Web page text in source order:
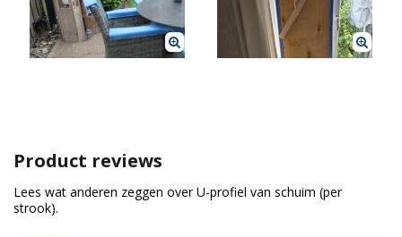
Product reviews
Lees wat anderen zeggen over U-profiel van schuim (per
strook).